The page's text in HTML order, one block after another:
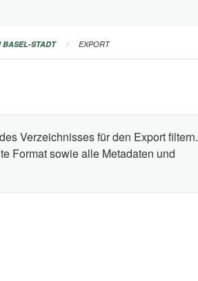
BASEL-STADT EXPORT
Verzeichnisses für den Export filtern.
Format sowie alle Metadaten und